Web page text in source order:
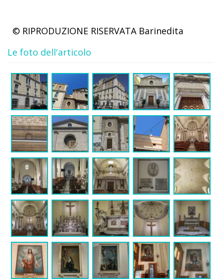
© RIPRODUZIONE RISERVATA Barinedita
Le foto dell'articolo